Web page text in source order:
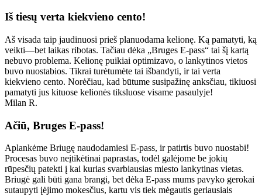
Iš tiesų verta kiekvieno cento!
Aš visada taip jaudinuosi prieš planuodama kelionę. Ką pamatyti, ką
veikti—bet laikas ribotas. Tačiau dėka „Bruges E-pass“ tai šį kartą
nebuvo problema. Kelionę puikiai optimizavo, o lankytinos vietos
buvo nuostabios. Tikrai turėtumėte tai išbandyti, ir tai verta
kiekvieno cento. Norėčiau, kad būtume susipažinę anksčiau, tikiuosi
pamatyti jus kituose kelionės tiksluose visame pasaulyje!
Milan R.
Ačiū, Bruges E-pass!
Aplankėme Briugę naudodamiesi E-pass, ir patirtis buvo nuostabi!
Procesas buvo neįtikėtinai paprastas, todėl galėjome be jokių
rūpesčių patekti į kai kurias svarbiausias miesto lankytinas vietas.
Briugė gali būti gana brangi, bet dėka E-pass mums pavyko gerokai
sutaupyti įėjimo mokesčius, kartu vis tiek mėgautis geriausiais